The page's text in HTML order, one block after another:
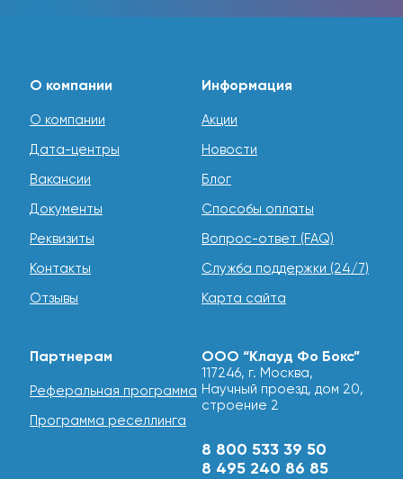
О компании
О компании
Дата-центры
Вакансии
Документы
Реквизиты
Контакты
Отзывы
Информация
Акции
Новости
Блог
Способы оплаты
Вопрос-ответ (FAQ)
Служба поддержки (24/7)
Карта сайта
Партнерам
Реферальная программа
Программа реселлинга
ООО “Клауд Фо Бокс”
117246, г. Москва,
Научный проезд, дом 20,
строение 2
8 800 533 39 50
8 495 240 86 85